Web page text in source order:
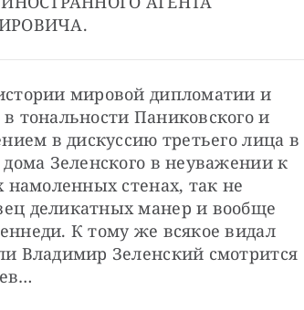
мировой дипломатии и
тональности Паниковского и
в дискуссию третьего лица в
Зеленского в неуважении к
намоленных стенах, так не
деликатных манер и вообще
К тому же всякое видал
Владимир Зеленский смотрится